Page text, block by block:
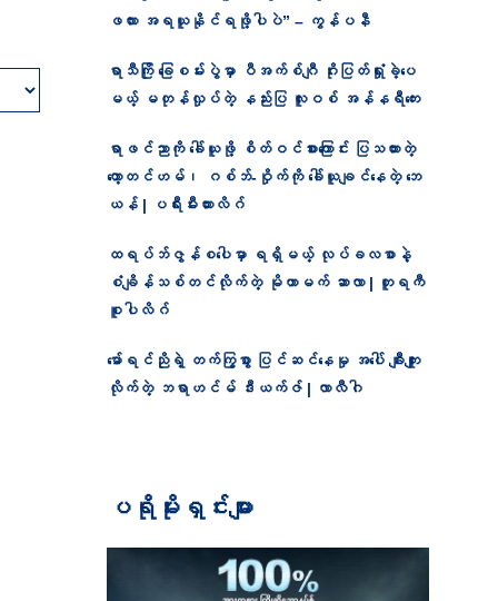
ဖလား အရယူနိုင်ရဖို့ပါပဲ” – ကွန်ပနီ
ရာသီကြို ခြေစမ်းပွဲမှာ ပီအက်စ်ဂျီ ဂိုးပြတ်ရှုံးခဲ့ပေ
မယ့် မတုန်လှုပ်တဲ့ နည်းပြ လူးဝစ် အန်နရီကေး
ရာဖင်ညာကို ခေါ်ယူဖို့ စိတ်ဝင်စားကြောင်း ပြသထားတဲ့
တော့တင်ဟမ်၊ ဂစ်ဘ်-ဝှိုက်ကို ခေါ်ယူချင်နေတဲ့ ဘေ
ယန် | ပရီးမီးယားလိဂ်
ထရပ်ဘ်ဇွန်စပေါမှာ ရရှိမယ့် လုပ်ခလစာနဲ့
စံချိန်သစ်တင်လိုက်တဲ့ မိုဟာမက် ဆာလာ | တူရကီ
စူပါလိဂ်
မော်ရင်ညိုရဲ့ တက်ကြွစွာ ပြင်ဆင်နေမှု အပေါ် ချီးကျူး
လိုက်တဲ့ ဘရာဟင်မ် ဒီးယက်ဇ် | လာလီဂါ
ပရိုမိုးရှင်းများ